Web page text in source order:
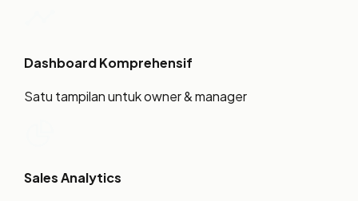
Dashboard Komprehensif
Satu tampilan untuk owner & manager
Sales Analytics